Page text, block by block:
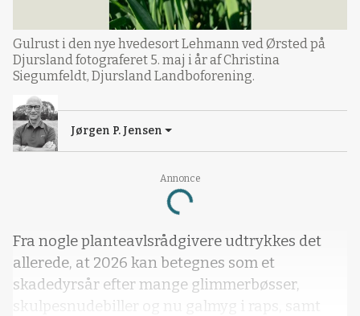
Annonce
Loading...
Gulrust i den nye hvedesort Lehmann ved Ørsted på
Djursland fotograferet 5. maj i år af Christina
Siegumfeldt, Djursland Landboforening.
Jørgen P. Jensen
Fra nogle planteavlsrådgivere udtrykkes det
allerede, at 2026 kan betegnes som et
skadedyrsår efter mange glimmerbøsser,
skulpesnudebiller og nu galmyg i raps, samt